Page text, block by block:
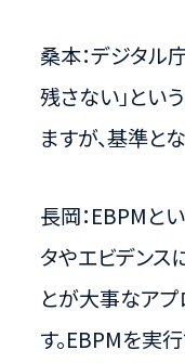
桑本：デジタル
残さない」とい
ますが、基準と
長岡：EBPMと
タやエビデンス
とが大事なア
す。EBPMを実